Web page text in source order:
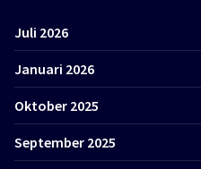
Juli 2026
Januari 2026
Oktober 2025
September 2025